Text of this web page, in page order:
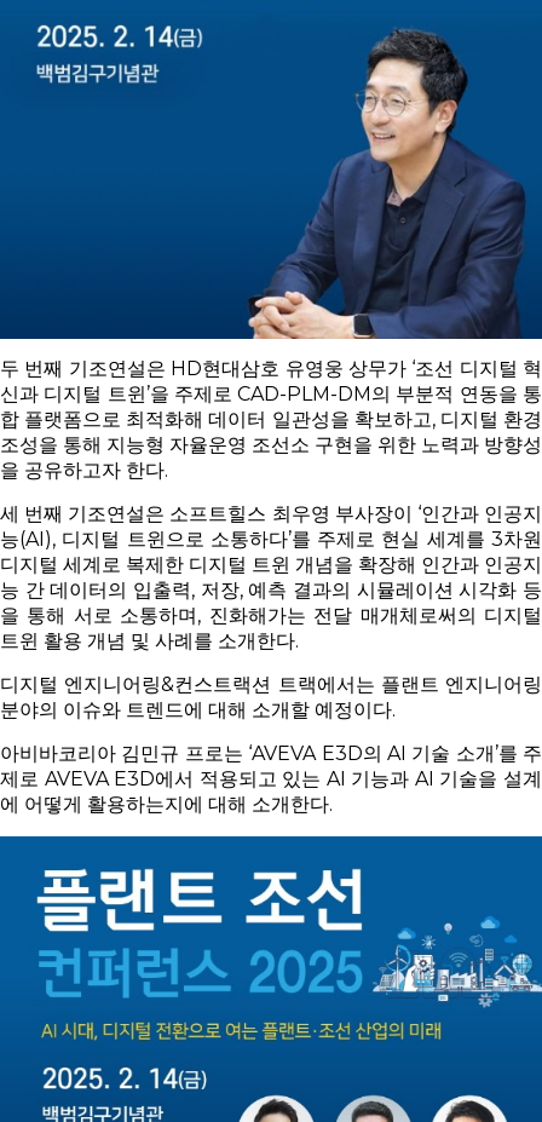
두 번째 기조연설은 HD현대삼호 유영웅 상무가 ‘조선 디지털 혁
신과 디지털 트윈’을 주제로 CAD-PLM-DM의 부분적 연동을 통
합 플랫폼으로 최적화해 데이터 일관성을 확보하고, 디지털 환경
조성을 통해 지능형 자율운영 조선소 구현을 위한 노력과 방향성
을 공유하고자 한다.
세 번째 기조연설은 소프트힐스 최우영 부사장이 ‘인간과 인공지
능(AI), 디지털 트윈으로 소통하다’를 주제로 현실 세계를 3차원
디지털 세계로 복제한 디지털 트윈 개념을 확장해 인간과 인공지
능 간 데이터의 입출력, 저장, 예측 결과의 시뮬레이션 시각화 등
을 통해 서로 소통하며, 진화해가는 전달 매개체로써의 디지털
트윈 활용 개념 및 사례를 소개한다.
디지털 엔지니어링&컨스트랙션 트랙에서는 플랜트 엔지니어링
분야의 이슈와 트렌드에 대해 소개할 예정이다.
아비바코리아 김민규 프로는 ‘AVEVA E3D의 AI 기술 소개’를 주
제로 AVEVA E3D에서 적용되고 있는 AI 기능과 AI 기술을 설계
에 어떻게 활용하는지에 대해 소개한다.